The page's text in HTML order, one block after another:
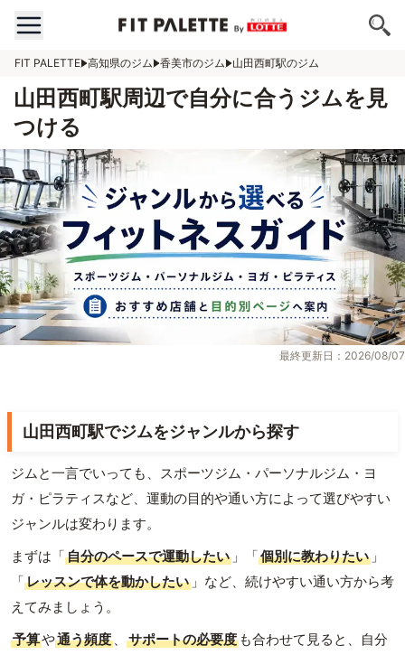
FIT PALETTE 高知県のジム 香美市のジム 山田西町駅のジム
山田西町駅周辺で自分に合うジムを見
つける
最終更新日：2026/08/07
山田西町駅でジムをジャンルから探す
ジムと一言でいっても、スポーツジム・パーソナルジム・ヨ
ガ・ピラティスなど、運動の目的や通い方によって選びやすい
ジャンルは変わります。
まずは「自分のペースで運動したい 」「個別に教わりたい 」
「レッスンで体を動かしたい 」など、続けやすい通い方から考
えてみましょう。
予算や通う頻度 、 サポートの必要度 も合わせて見ると、自分